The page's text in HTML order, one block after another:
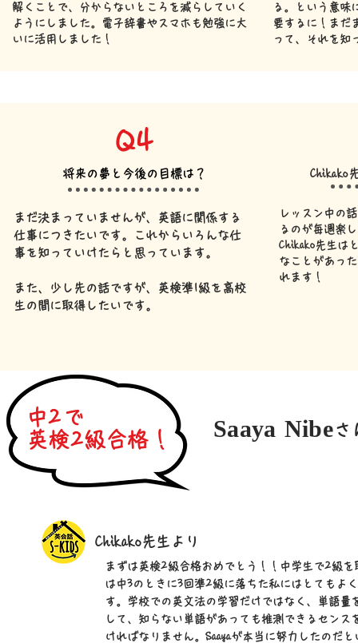
解くことで、分からないところを減らしていく
ようにしました。
電子辞書やスマホも勉強に大
いに活用しました！
る。という意味
要するに！まだ
って、それを知
Q4
将来の夢と今後の目標は？
まだ決まっていませんが、英語に関係する
仕事につきたいです。これからいろんな仕
事を知っていけたらと思っています。
また、少し先の話ですが、英検準1級を高校
生の間に取得したいです。
Chikako
レッスン中の
るのが毎週楽
Chikako先生は
なことがあっ
れます！
Saaya Nibeさ
中2で
英検2級合格！
Chikako先生より
まずは英検2級合格おめでとう！！中学生で2級を
は中3のときに3回準2級に落ちた私にはとてもよ
す。学校での英文法の学習だけではなく、単語量
して、知らない単語があっても推測できるセンス
ければなりません。Saayaが本当に努力したのだ